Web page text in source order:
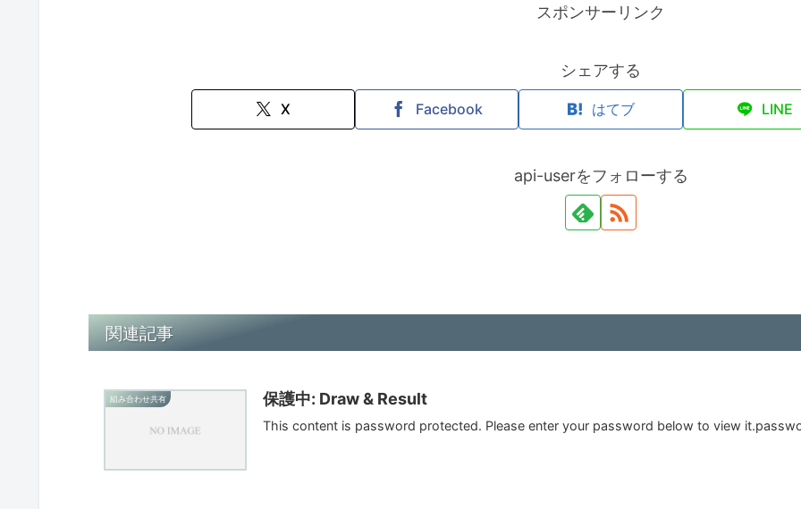
スポンサーリンク
シェアする
X Facebook はてブ LINE
api-userをフォローする
関連記事
組み合わせ共有 保護中: Draw & Result
This content is password protected. Please enter your password below to view